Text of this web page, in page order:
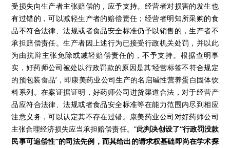
受损失向生产者主张赔偿的，应予支持。经营者对损害的发生也
有过错的，可以减轻生产者的赔偿责任；经营者明知所采购的食
品不符合法律、法规或者食品安全标准仍予以销售的，生产者不
承担赔偿责任。生产者因上述行为已接受行政机关处罚，并以此
为由抗辩主张免除或减轻赔偿责任的，不予支持。根据查明事
实，好药师公司被处以行政罚款的原因是其‘经营标签不符合规定
的预包装食品’，即康美药业公司生产的名启碱性营养蛋白固体饮
料系列。在案证据证明，好药师公司进货渠道合法，对于经营产
品应符合法律、法规或者食品安全标准等在能力范围内尽到相应
注意义务，可以认定其不存在过错。康美药业公司对好药师公司
主张合理经济损失应当承担赔偿责任。”此判决创设了“行政罚没款
民事可追偿性”的司法先例，而其给出的请求权基础即尚在学术探